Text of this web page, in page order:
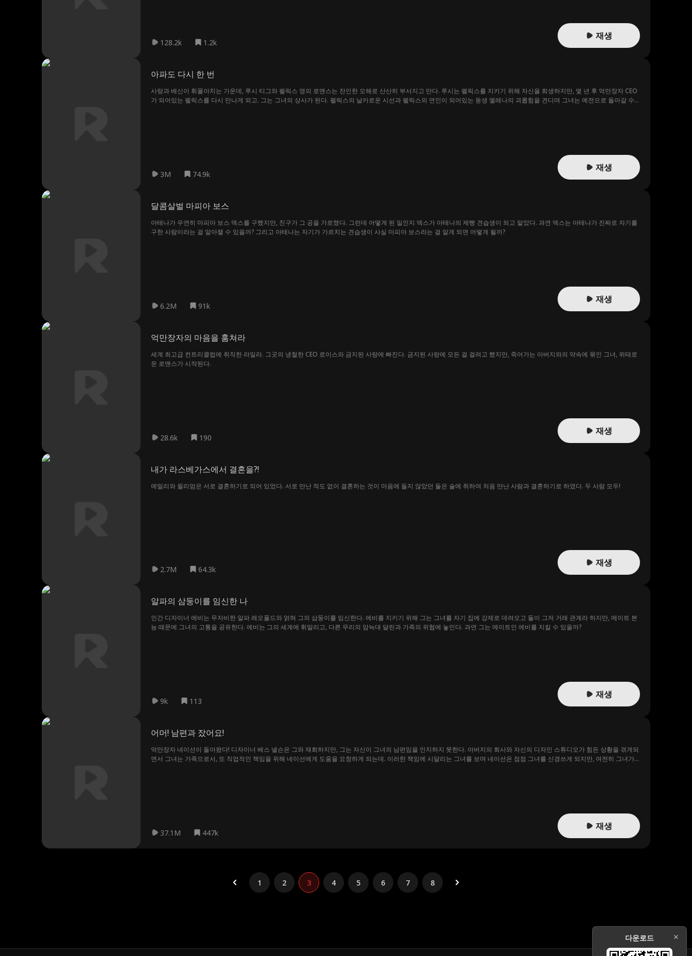
128.2k 1.2k
재생
아파도 다시 한 번
사랑과 배신이 휘몰아치는 가운데, 루시 티그와 펠릭스 영의 로맨스는 잔인한 오해로 산산히 부서지고 만다. 루시는 펠릭스를 지키기 위해 자신을 희생하지만, 몇 년 후 억만장자 CEO
가 되어있는 펠릭스를 다시 만나게 되고. 그는 그녀의 상사가 된다. 펠릭스의 날카로운 시선과 펠릭스의 연인이 되어있는 동생 엘레나의 괴롭힘을 견디며 그녀는 예전으로 돌아갈 수
3M 74.9k
재생
달콤살벌 마피아 보스
아테나가 우연히 마피아 보스 덱스를 구했지만, 친구가 그 공을 가로챘다. 그런데 어떻게 된 일인지 덱스가 아테나의 제빵 견습생이 되고 말았다. 과연 덱스는 아테나가 진짜로 자기를
구한 사람이라는 걸 알아챌 수 있을까? 그리고 아테나는 자기가 가르치는 견습생이 사실 마피아 보스라는 걸 알게 되면 어떻게 될까?
6.2M 91k
재생
억만장자의 마음을 훔쳐라
세계 최고급 컨트리클럽에 취직한 라일라. 그곳의 냉철한 CEO 로이스와 금지된 사랑에 빠진다. 금지된 사랑에 모든 걸 걸려고 했지만, 죽어가는 아버지와의 약속에 묶인 그녀, 위태로
운 로맨스가 시작된다.
28.6k 190
재생
내가 라스베가스에서 결혼을?!
에밀리와 윌리엄은 서로 결혼하기로 되어 있었다. 서로 만난 적도 없이 결혼하는 것이 마음에 들지 않았던 둘은 술에 취하여 처음 만난 사람과 결혼하기로 하였다. 두 사람 모두!
2.7M 64.3k
재생
알파의 삼둥이를 임신한 나
인간 디자이너 에비는 무자비한 알파 레오폴드와 얽혀 그의 삼둥이를 임신한다. 에비를 지키기 위해 그는 그녀를 자기 집에 강제로 데려오고 둘이 그저 거래 관계라 하지만, 메이트 본
능 때문에 그녀의 고통을 공유한다. 에비는 그의 세계에 휘말리고, 다른 무리의 암늑대 달린과 가족의 위협에 놓인다. 과연 그는 메이트인 에비를 지킬 수 있을까?
9k 113
재생
어머! 남편과 잤어요!
억만장자 네이선이 돌아왔다! 디자이너 베스 넬슨은 그와 재회하지만, 그는 자신이 그녀의 남편임을 인지하지 못한다. 아버지의 회사와 자신의 디자인 스튜디오가 힘든 상황을 겪게되
면서 그녀는 가족으로서, 또 직업적인 책임을 위해 네이선에게 도움을 요청하게 되는데. 이러한 책임에 시달리는 그녀를 보며 네이선은 점점 그녀를 신경쓰게 되지만, 여전히 그녀가
37.1M 447k
재생
1 2 3 4 5 6 7 8
다운로드